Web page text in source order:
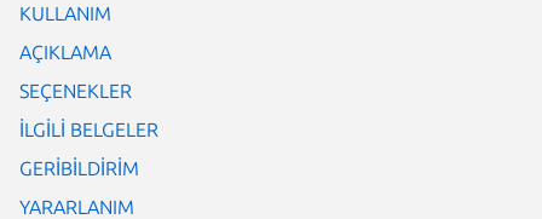
KULLANIM
AÇIKLAMA
SEÇENEKLER
İLGİLİ BELGELER
GERİBİLDİRİM
YARARLANIM